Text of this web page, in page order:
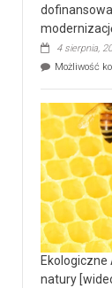
4 sierpnia,
Możliwość
Ekologiczne
natury